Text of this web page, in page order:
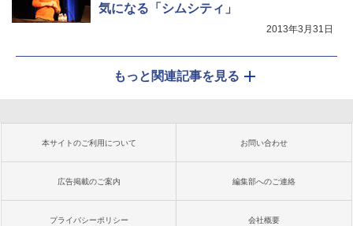
気になる「シムシティ」
2013年3月31日
もっと関連記事を見る
本サイトのご利用について お問い合わせ
広告掲載のご案内 編集部へのご連絡
プライバシーポリシー 会社概要